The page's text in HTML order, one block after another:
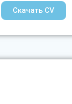
Скачать CV